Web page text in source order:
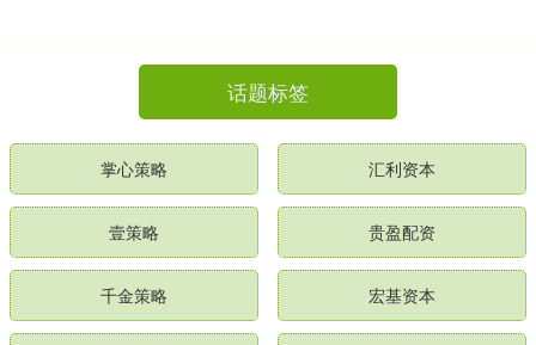
话题标签
掌心策略 汇利资本
壹策略 贵盈配资
千金策略 宏基资本